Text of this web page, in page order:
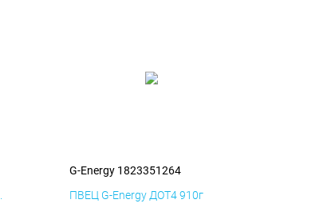
G-Energy 1823351264
ПВЕЦ G-Energy ДОТ4 910г